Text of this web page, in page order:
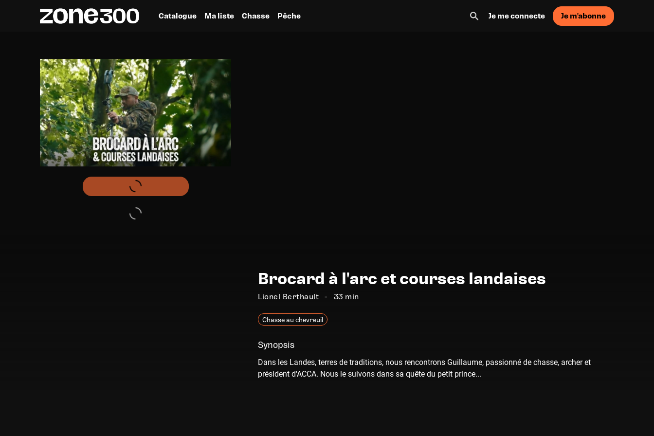
Catalogue Ma liste Chasse Pêche Je me connecte Je m'abonne
Brocard à l'arc et courses landaises
Lionel Berthault 33 min
Chasse au chevreuil
Synopsis
Dans les Landes, terres de traditions, nous rencontrons Guillaume, passionné de chasse, archer et
président d'ACCA. Nous le suivons dans sa quête du petit prince...